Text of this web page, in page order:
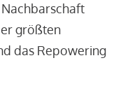
größten
das Repowering